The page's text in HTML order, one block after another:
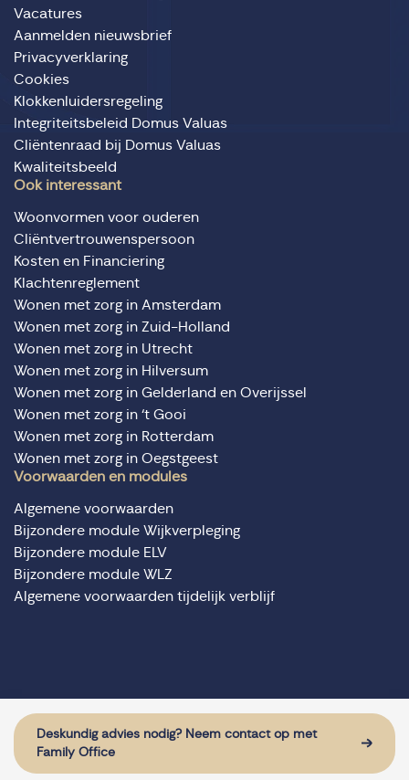
Deskundig advies nodig? Neem contact op met
Family Office
Vacatures
Aanmelden nieuwsbrief
Privacyverklaring
Cookies
Klokkenluidersregeling
Integriteitsbeleid Domus Valuas
Cliëntenraad bij Domus Valuas
Kwaliteitsbeeld
Ook interessant
Woonvormen voor ouderen
Cliëntvertrouwenspersoon
Kosten en Financiering
Klachtenreglement
Wonen met zorg in Amsterdam
Wonen met zorg in Zuid-Holland
Wonen met zorg in Utrecht
Wonen met zorg in Hilversum
Wonen met zorg in Gelderland en Overijssel
Wonen met zorg in ‘t Gooi
Wonen met zorg in Rotterdam
Wonen met zorg in Oegstgeest
Voorwaarden en modules
Algemene voorwaarden
Bijzondere module Wijkverpleging
Bijzondere module ELV
Bijzondere module WLZ
Algemene voorwaarden tijdelijk verblijf
Website door: Sturdy Digital